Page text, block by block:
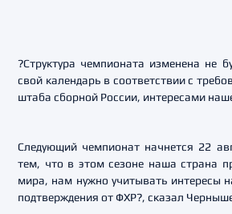
?Структура чемпионата изменена не
свой календарь в соответствии с
штаба сборной России, интересами
Следующий чемпионат начнется 22
тем, что в этом сезоне наша страна
мира, нам нужно учитывать интересы
подтверждения от ФХР?, сказал